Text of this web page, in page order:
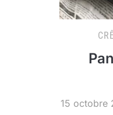
15 octobre